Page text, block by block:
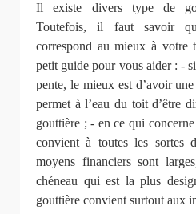
Il existe divers type de
Toutefois, il faut savoir
correspond au mieux à votre
petit guide pour vous aider : -
pente, le mieux est d’avoir
permet à l’eau du toit d’être
gouttière ; - en ce qui
convient à toutes les sortes
moyens financiers sont
chéneau qui est la plus
gouttière convient surtout aux